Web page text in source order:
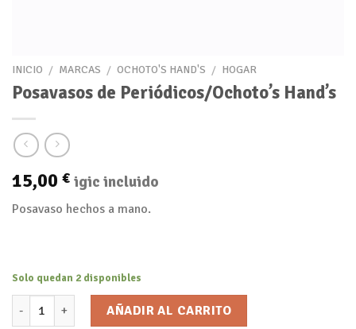
INICIO / MARCAS / OCHOTO'S HAND'S / HOGAR
Posavasos de Periódicos/Ochoto’s Hand’s
15,00 € igic incluido
Posavaso hechos a mano.
Solo quedan 2 disponibles
Posavasos de Periódicos/Ochoto's Hand's cantidad
AÑADIR AL CARRITO